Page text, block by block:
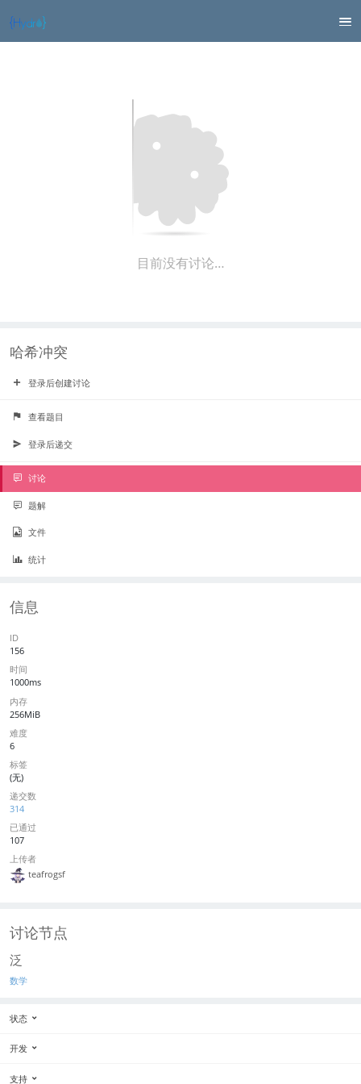
目前没有讨论…
哈希冲突
登录后创建讨论
查看题目
登录后递交
讨论
题解
文件
统计
信息
ID
156
时间
1000ms
内存
256MiB
难度
6
标签
(无)
递交数
314
已通过
107
上传者
teafrogsf
讨论节点
泛
数学
状态
开发
支持